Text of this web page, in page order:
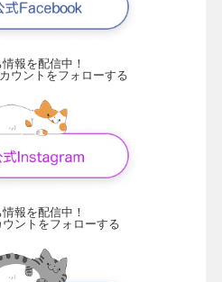
報を配信中！
ウントをフォローする
報を配信中！
ントをフォローする